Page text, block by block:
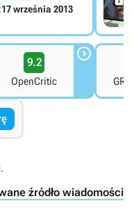
17 września 2013
9.2
OpenCritic

źródło wiadomości